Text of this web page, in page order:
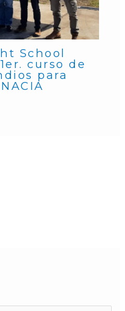
School
curso de
para